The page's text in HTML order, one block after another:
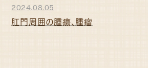
2024.08.05
肛門周囲の腫瘍、腫瘤